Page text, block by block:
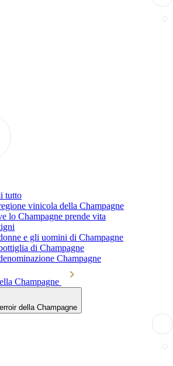
tutto
vinicola della Champagne
lo Champagne prende vita
e gli uomini di Champagne
di Champagne
Champagne
Champagne
della Champagne